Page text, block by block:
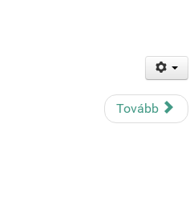
Tovább